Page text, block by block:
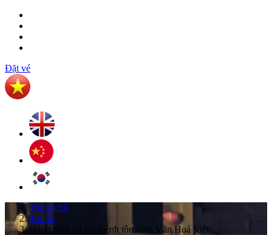
Đặt vé
Trang chủ
Tin tức
Hành trình và Sứ mệnh tôn vinh Văn Hoá Việt